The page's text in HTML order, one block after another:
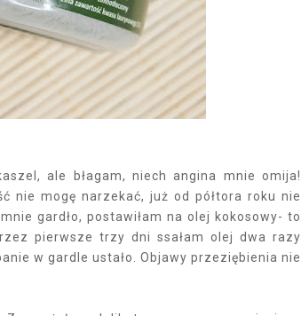
ale błagam, niech angina mnie omija!
nie mogę narzekać, już od półtora roku nie
gardło, postawiłam na olej kokosowy- to
pierwsze trzy dni ssałam olej dwa razy
w gardle ustało. Objawy przeziębienia nie